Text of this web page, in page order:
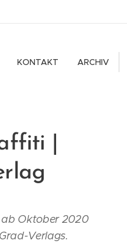
KONTAKT ARCHIV
|
Oktober 2020
Verlags.